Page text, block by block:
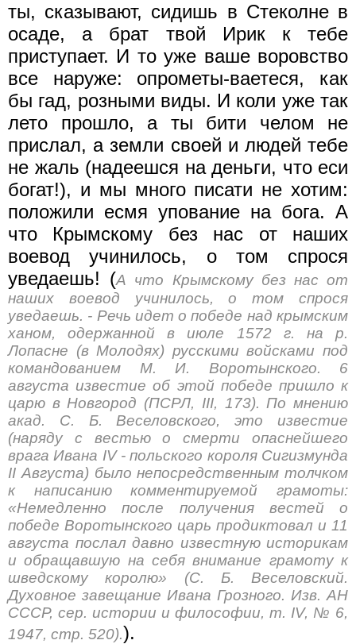
ты, сказывают, сидишь в Стеколне в
осаде, а брат твой Ирик к тебе
приступает. И то уже ваше воровство
все наруже: опрометы-ваетеся, как
бы гад, розными виды. И коли уже так
лето прошло, а ты бити челом не
прислал, а земли своей и людей тебе
не жаль (надеешся на деньги, что еси
богат!), и мы много писати не хотим:
положили есмя упование на бога. А
что Крымскому без нас от наших
воевод учинилось, о том спрося
уведаешь! (А что Крымскому без нас от
наших воевод учинилось, о том спрося
уведаешь. - Речь идет о победе над крымским
ханом, одержанной в июле 1572 г. на р.
Лопасне (в Молодях) русскими войсками под
командованием М. И. Воротынского. 6
августа известие об этой победе пришло к
царю в Новгород (ПСРЛ, III, 173). По мнению
акад. С. Б. Веселовского, это известие
(наряду с вестью о смерти опаснейшего
врага Ивана IV - польского короля Сигизмунда
II Августа) было непосредственным толчком
к написанию комментируемой грамоты:
«Немедленно после получения вестей о
победе Воротынского царь продиктовал и 11
августа послал давно известную историкам
и обращавшую на себя внимание грамоту к
шведскому королю» (С. Б. Веселовский.
Духовное завещание Ивана Грозного. Изв. АН
СССР, сер. истории и философии, т. IV, № 6,
1947, стр. 520).).